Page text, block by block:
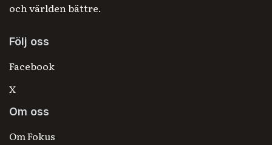
och världen bättre.
Följ oss
Facebook
X
Om oss
Om Fokus